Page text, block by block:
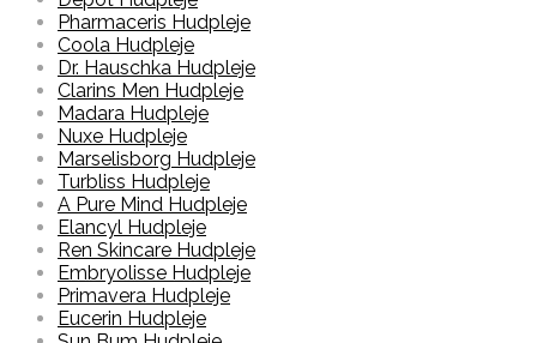
Pharmaceris Hudpleje
Coola Hudpleje
Dr. Hauschka Hudpleje
Clarins Men Hudpleje
Madara Hudpleje
Nuxe Hudpleje
Marselisborg Hudpleje
Turbliss Hudpleje
A Pure Mind Hudpleje
Elancyl Hudpleje
Ren Skincare Hudpleje
Embryolisse Hudpleje
Primavera Hudpleje
Eucerin Hudpleje